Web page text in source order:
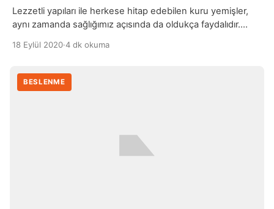
Lezzetli yapıları ile herkese hitap edebilen kuru yemişler,
aynı zamanda sağlığımız açısında da oldukça faydalıdır.
tavsiye edilen kuru yemişlerin, farklı çeşitlerini tüketerek,
18 Eylül 2020·4 dk okuma
BESLENME